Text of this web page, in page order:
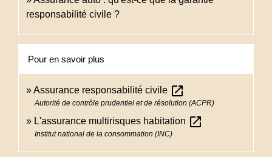
responsabilité civile ?
Pour en savoir plus
Assurance responsabilité civile open_in_new
Autorité de contrôle prudentiel et de résolution (ACPR)
L'assurance multirisques habitation open_in_new
Institut national de la consommation (INC)